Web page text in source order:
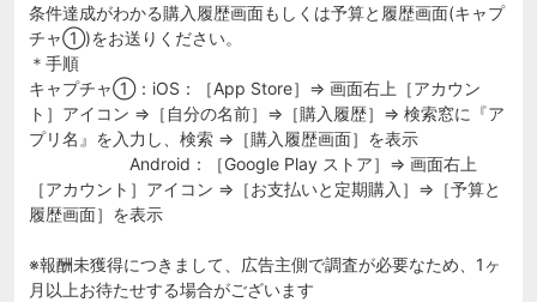
条件達成がわかる購入履歴画面もしくは予算と履歴画面(キャプ
チャ①)をお送りください。
＊手順
キャプチャ①：iOS：［App Store］⇒ 画面右上［アカウン
ト］アイコン ⇒［自分の名前］⇒［購入履歴］⇒ 検索窓に『ア
プリ名』を入力し、検索 ⇒［購入履歴画面］を表示
Android：［Google Play ストア］⇒ 画面右上
［アカウント］アイコン ⇒［お支払いと定期購入］⇒［予算と
履歴画面］を表示
※報酬未獲得につきまして、広告主側で調査が必要なため、1ヶ
月以上お待たせする場合がございます